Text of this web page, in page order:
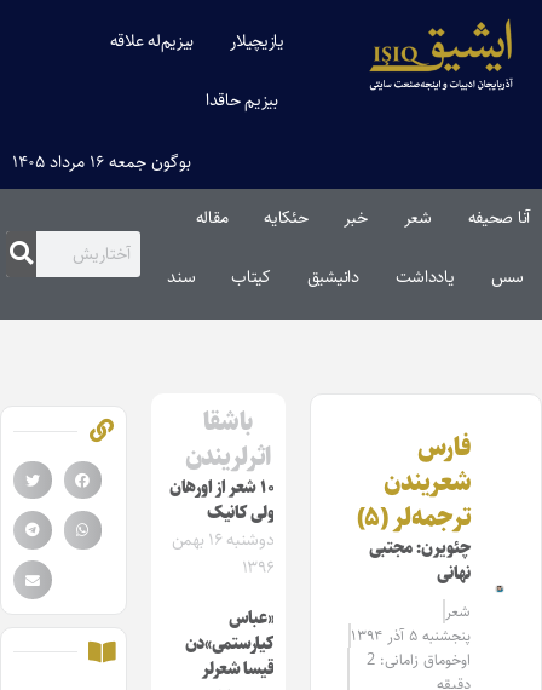
یازیچیلار بیزیم‌له علاقه
بیزیم حاقدا
بوگون جمعه ۱۶ مرداد ۱۴۰۵
آنا صحیفه شعر خبر حئکایه مقاله‌
سس یادداشت دانیشیق کیتاب سند
فارس
شعریندن
ترجمه‌لر (۵)
چئویرن: مجتبی
نهانی
شعر
پنجشنبه ۵ آذر ۱۳۹۴
اوخوماق زامانی: 2
دقیقه
باشقا
اثرلریندن
۱۰ شعر از اورهان
ولی کانیک
دوشنبه ۱۶ بهمن
۱۳۹۶
«عباس
کیارستمی»دن
قیسا شعرلر